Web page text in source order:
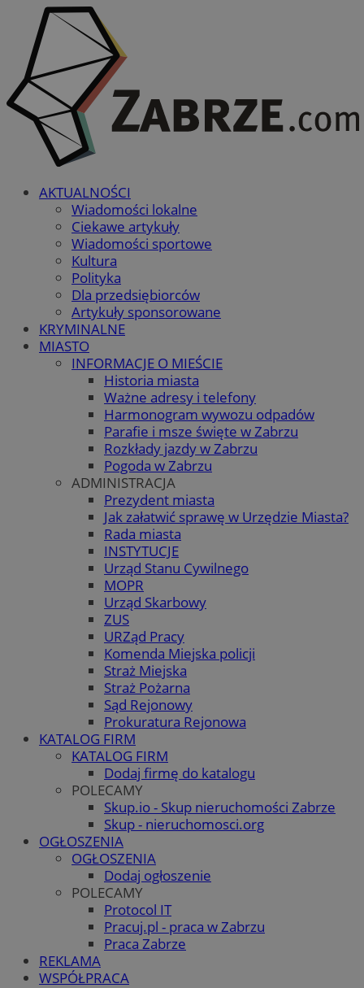
AKTUALNOŚCI
Wiadomości lokalne
Ciekawe artykuły
Wiadomości sportowe
Kultura
Polityka
Dla przedsiębiorców
Artykuły sponsorowane
KRYMINALNE
MIASTO
INFORMACJE O MIEŚCIE
Historia miasta
Ważne adresy i telefony
Harmonogram wywozu odpadów
Parafie i msze święte w Zabrzu
Rozkłady jazdy w Zabrzu
Pogoda w Zabrzu
ADMINISTRACJA
Prezydent miasta
Jak załatwić sprawę w Urzędzie Miasta?
Rada miasta
INSTYTUCJE
Urząd Stanu Cywilnego
MOPR
Urząd Skarbowy
ZUS
URZąd Pracy
Komenda Miejska policji
Straż Miejska
Straż Pożarna
Sąd Rejonowy
Prokuratura Rejonowa
KATALOG FIRM
KATALOG FIRM
Dodaj firmę do katalogu
POLECAMY
Skup.io - Skup nieruchomości Zabrze
Skup - nieruchomosci.org
OGŁOSZENIA
OGŁOSZENIA
Dodaj ogłoszenie
POLECAMY
Protocol IT
Pracuj.pl - praca w Zabrzu
Praca Zabrze
REKLAMA
WSPÓŁPRACA